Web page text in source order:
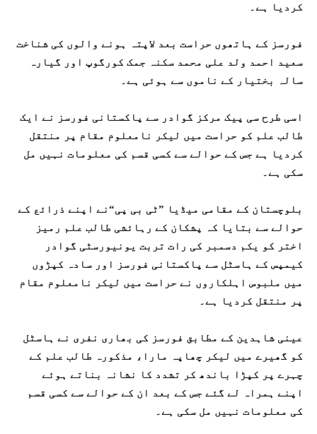
کردیا ہے۔
فورسز کے ہاتھوں حراست بعد لاپتہ ہونے والوں کی شناخت
سعید احمد ولد علی محمد سکنہ جمک کورگوپ اور گیارہ
سالہ بختیار کے ناموں سے ہوئی ہے۔
اسی طرح سی پیک مرکز گوادر سے پاکستانی فورسز نے ایک
طالب علم کو حراست میں لیکر نامعلوم مقام پر منتقل
کردیا ہے جس کے حوالے سے کسی قسم کی معلومات نہیں مل
سکی ہے۔
بلوچستان کے مقامی میڈیا ”ٹی بی پی“نے اپنے ذرائع کے
حوالے سے بتایا کہ پشکان کے رہائشی طالب علم رمیز
اختر کو یکم دسمبر کی رات تربت یونیورسٹی گوادر
کیمپس کے ہاسٹل سے پاکستانی فورسز اور سادہ کپڑوں
میں ملبوس اہلکاروں نے حراست میں لیکر نامعلوم مقام
پر منتقل کردیا ہے۔
عینی شاہدین کے مطابق فورسز کی بھاری نفری نے ہاسٹل
کو گھیرے میں لیکر چھاپہ مارا، مذکورہ طالب علم کے
چہرے پر کپڑا باندھ کر تشدد کا نشانہ بناتے ہوئے
اپنے ہمراہ لے گئے جس کے بعد ان کے حوالے سے کسی قسم
کی معلومات نہیں مل سکی ہے۔